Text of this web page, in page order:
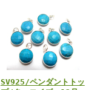
SV925/ペンダントトッ